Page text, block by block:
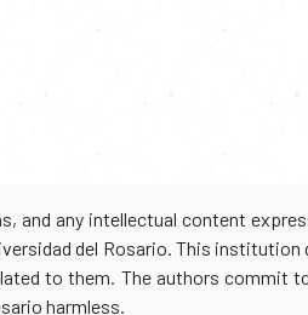
and any intellectual content
del Rosario. This
to them. The authors commit
harmless.